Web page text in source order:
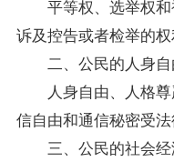
平等权、选举权和
诉及控告或者检举的
二、公民的人身自
人身自由、人格尊
信自由和通信秘密受
三、公民的社会经